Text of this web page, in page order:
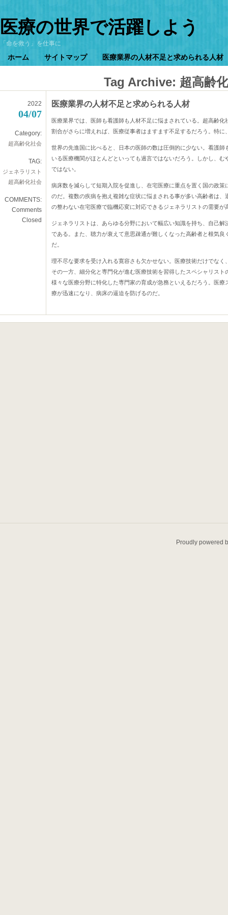
医療の世界で活躍しよう
「命を救う」を仕事に
ホーム サイトマップ 医療業界の人材不足と求められる人材
Tag Archive: 超高齢
2022
04/07
Category:
超高齢化社会
TAG:
ジェネラリスト
超高齢化社会
COMMENTS:
Comments
Closed
医療業界の人材不足と求められる人材
医療業界では、医師も看護師も人材不足に悩まされている。超高齢
割合がさらに増えれば、医療従事者はますます不足するだろう。特に
世界の先進国に比べると、日本の医師の数は圧倒的に少ない。看護
いる医療機関がほとんどといっても過言ではないだろう。しかし、
ではない。
病床数を減らして短期入院を促進し、在宅医療に重点を置く国の政
のだ。複数の疾病を抱え複雑な症状に悩まされる事が多い高齢者は
の整わない在宅医療で臨機応変に対応できるジェネラリストの需要が
ジェネラリストは、あらゆる分野において幅広い知識を持ち、自己
である。また、聴力が衰えて意思疎通が難しくなった高齢者と根気
だ。
理不尽な要求を受け入れる寛容さも欠かせない。医療技術だけでな
その一方、細分化と専門化が進む医療技術を習得したスペシャリス
様々な医療分野に特化した専門家の育成が急務といえるだろう。医
療が迅速になり、病床の逼迫を防げるのだ。
Proudly powered